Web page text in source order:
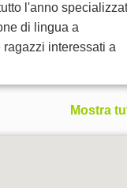
l'anno
di lingua a
interessati a
Mostra